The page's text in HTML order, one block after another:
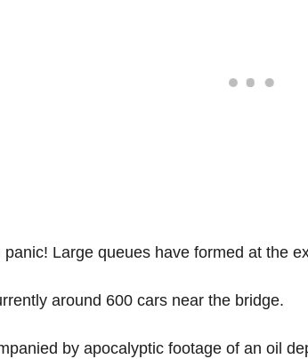
panic! Large queues have formed at the
around 600 cars near the bridge.
by apocalyptic footage of an oil